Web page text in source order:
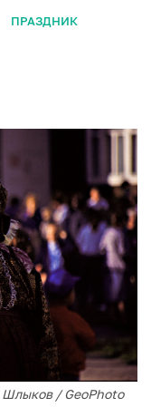
ПРАЗДНИК
/ GeoPhoto